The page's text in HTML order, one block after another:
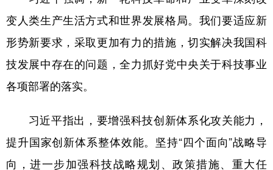
变人类生产生活方式和世界发展格局。我们要适应新
形势新要求，采取更加有力的措施，切实解决我国科
技发展中存在的问题，全力抓好党中央关于科技事业
各项部署的落实。
习近平指出，要增强科技创新体系化攻关能力，
提升国家创新体系整体效能。坚持“四个面向”战略导
向，进一步加强科技战略规划、政策措施、重大任